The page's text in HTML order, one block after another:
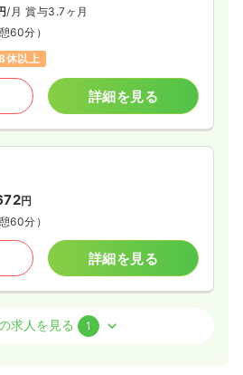
/月 賞与3.7ヶ月
60分）
休以上
詳細を見る
円
60分）
詳細を見る
求人を見る 1